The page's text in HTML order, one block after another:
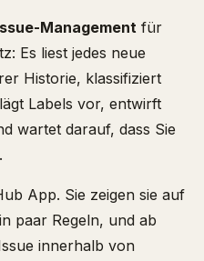
Management für
Es liest jedes neue
Historie, klassifiziert
Labels vor, entwirft
wartet darauf, dass Sie
App. Sie zeigen sie auf
paar Regeln, und ab
innerhalb von